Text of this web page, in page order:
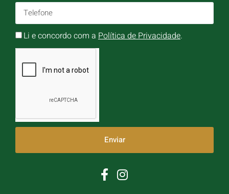
Li e concordo com a Política de Privacidade.
Enviar